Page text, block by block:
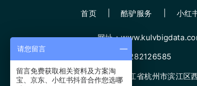
网址：
微信：13282126585
地址：浙江省杭州市滨江区
首页 酷驴服务 小红
请您留言
留言免费获取相关资料及方案淘
宝、京东、小红书抖音合作您选哪